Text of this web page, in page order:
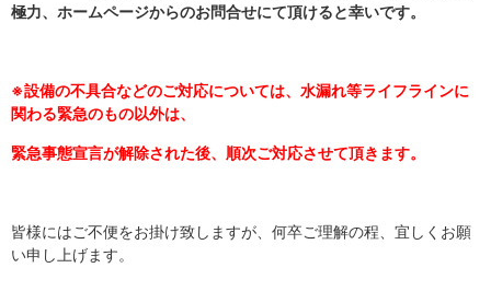
極力、ホームページからのお問合せにて頂けると幸いです。
※設備の不具合などのご対応については、水漏れ等ライフラインに
関わる緊急のもの以外は、
緊急事態宣言が解除された後、順次ご対応させて頂きます。
皆様にはご不便をお掛け致しますが、何卒ご理解の程、宜しくお願
い申し上げます。